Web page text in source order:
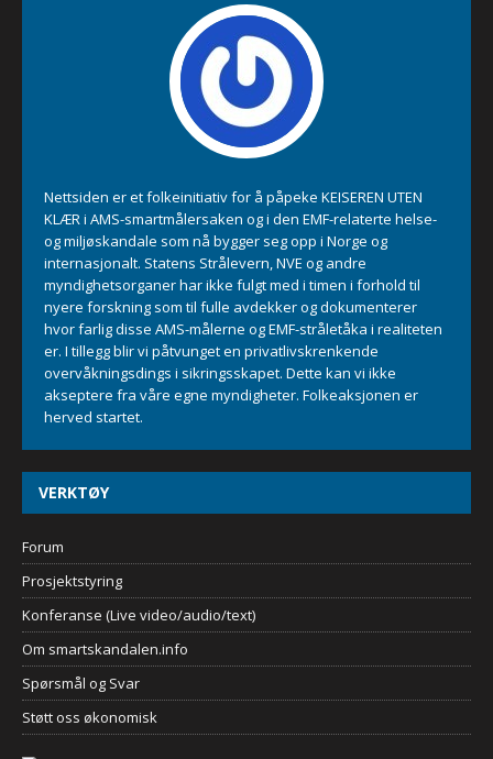
Nettsiden er et folkeinitiativ for å påpeke KEISEREN UTEN
KLÆR i AMS-smartmålersaken og i den EMF-relaterte helse-
og miljøskandale som nå bygger seg opp i Norge og
internasjonalt. Statens Strålevern, NVE og andre
myndighetsorganer har ikke fulgt med i timen i forhold til
nyere forskning som til fulle avdekker og dokumenterer
hvor farlig disse AMS-målerne og EMF-stråletåka i realiteten
er. I tillegg blir vi påtvunget en privatlivskrenkende
overvåkningsdings i sikringsskapet. Dette kan vi ikke
akseptere fra våre egne myndigheter. Folkeaksjonen er
herved startet.
VERKTØY
Forum
Prosjektstyring
Konferanse (Live video/audio/text)
Om smartskandalen.info
Spørsmål og Svar
Støtt oss økonomisk